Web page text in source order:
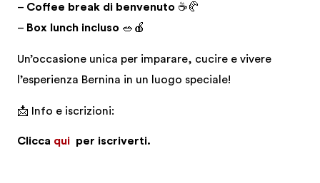
– Coffee break di benvenuto ☕🥐
– Box lunch incluso 🥗🍎
Un’occasione unica per imparare, cucire e vivere
l’esperienza Bernina in un luogo speciale!
📩 Info e iscrizioni:
Clicca qui per iscriverti.